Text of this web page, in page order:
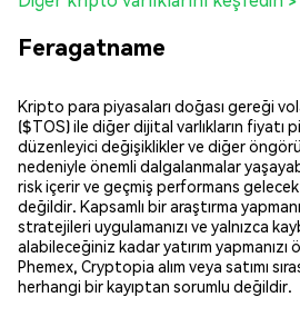
Feragatname
Kripto para piyasaları doğası gereği
($TOS) ile diğer dijital varlıkların fiyatı
düzenleyici değişiklikler ve diğer
nedeniyle önemli dalgalanmalar
risk içerir ve geçmiş performans
değildir. Kapsamlı bir araştırma
stratejileri uygulamanızı ve yalnızca
alabileceğiniz kadar yatırım
Phemex, Cryptopia alım veya satımı
herhangi bir kayıptan sorumlu değildir.